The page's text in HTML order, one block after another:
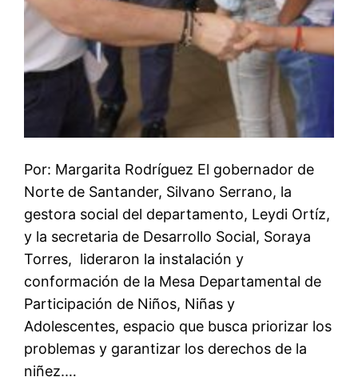
Por: Margarita Rodríguez El gobernador de
Norte de Santander, Silvano Serrano, la
gestora social del departamento, Leydi Ortíz,
y la secretaria de Desarrollo Social, Soraya
Torres, lideraron la instalación y
conformación de la Mesa Departamental de
Participación de Niños, Niñas y
Adolescentes, espacio que busca priorizar los
problemas y garantizar los derechos de la
niñez.…